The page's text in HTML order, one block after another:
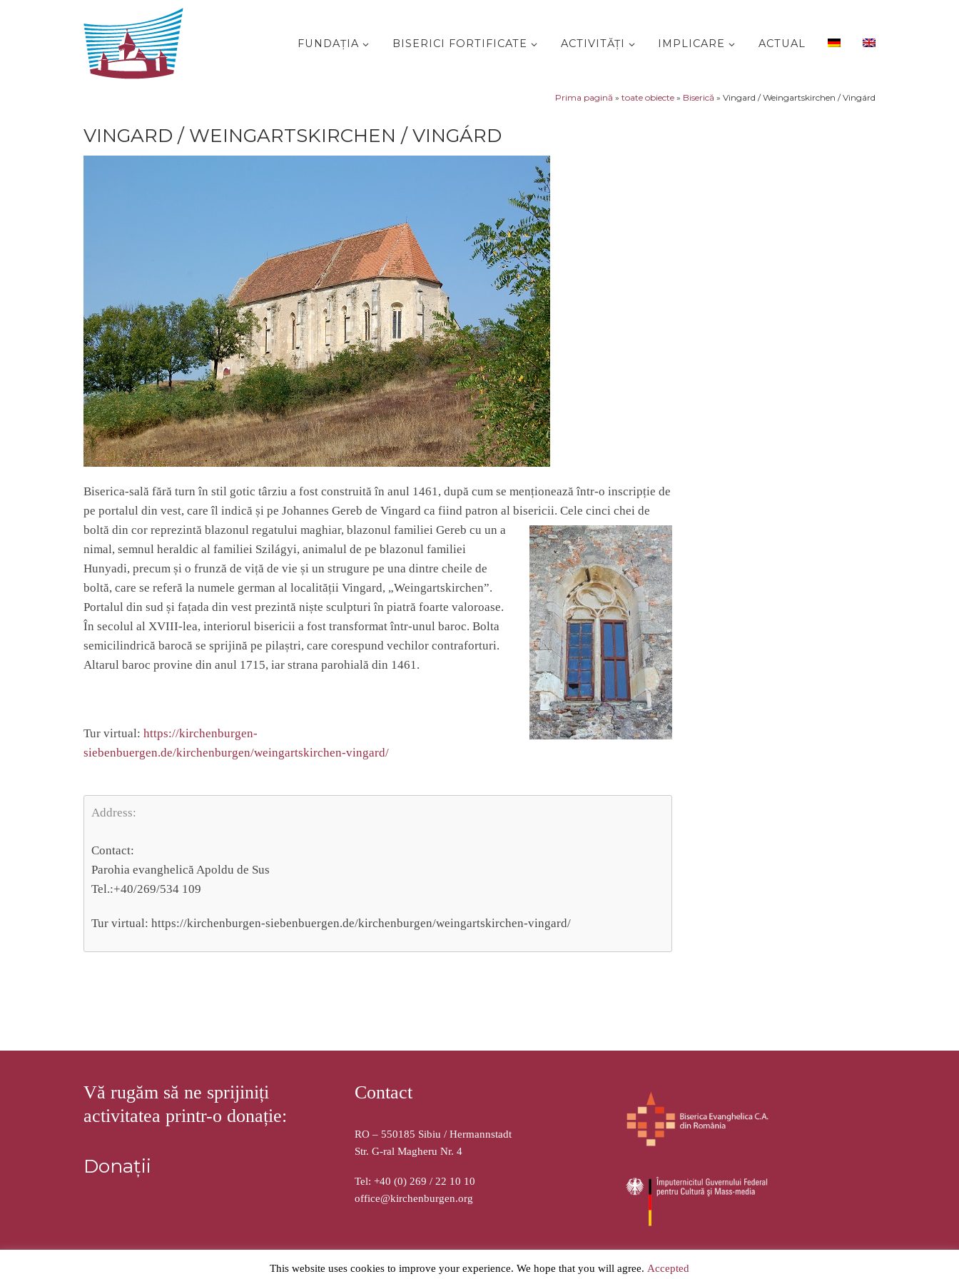
Sari la conținut
FUNDAŢIA BISERICI FORTIFICATE ACTIVITĂŢI IMPLICARE ACTUAL
Prima pagină » toate obiecte » Biserică » Vingard / Weingartskirchen / Vingárd
VINGARD / WEINGARTSKIRCHEN / VINGÁRD
Biserica-sală fără turn în stil gotic târziu a fost construită în anul 1461, după cum se menționează într-o inscripție de
pe portalul din vest, care îl indică și pe Johannes Gereb de Vingard ca fiind patron al bisericii. Cele cinci chei de
boltă din cor reprezintă blazonul regatului maghiar, blazonul familiei Gereb cu un a
nimal, semnul heraldic al familiei Szilágyi, animalul de pe blazonul familiei
Hunyadi, precum și o frunză de viță de vie și un strugure pe una dintre cheile de
boltă, care se referă la numele german al localității Vingard, „Weingartskirchen”.
Portalul din sud și fațada din vest prezintă niște sculpturi în piatră foarte valoroase.
În secolul al XVIII-lea, interiorul bisericii a fost transformat într-unul baroc. Bolta
semicilindrică barocă se sprijină pe pilaștri, care corespund vechilor contraforturi.
Altarul baroc provine din anul 1715, iar strana parohială din 1461.
Tur virtual: https://kirchenburgen-
siebenbuergen.de/kirchenburgen/weingartskirchen-vingard/
Address:
Contact:
Parohia evanghelică Apoldu de Sus
Tel.:+40/269/534 109
Tur virtual: https://kirchenburgen-siebenbuergen.de/kirchenburgen/weingartskirchen-vingard/
Vă rugăm să ne sprijiniți
activitatea printr-o donație:
Donații
Contact
RO – 550185 Sibiu / Hermannstadt
Str. G-ral Magheru Nr. 4
Tel: +40 (0) 269 / 22 10 10
office@kirchenburgen.org
– Toate drepturile sunt rezervate.
This website uses cookies to improve your experience. We hope that you will agree. Accepted